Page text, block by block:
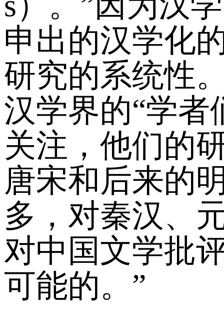
申出的汉学化
研究的系统性
汉学界的“学
关注，他们的
唐宋和后来的
多，对秦汉、
对中国文学批
可能的。”